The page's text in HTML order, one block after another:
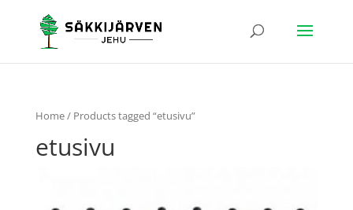
Home/ Products tagged “etusivu”
etusivu